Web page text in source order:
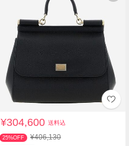
¥304,600送料込
25%OFF ¥406,130